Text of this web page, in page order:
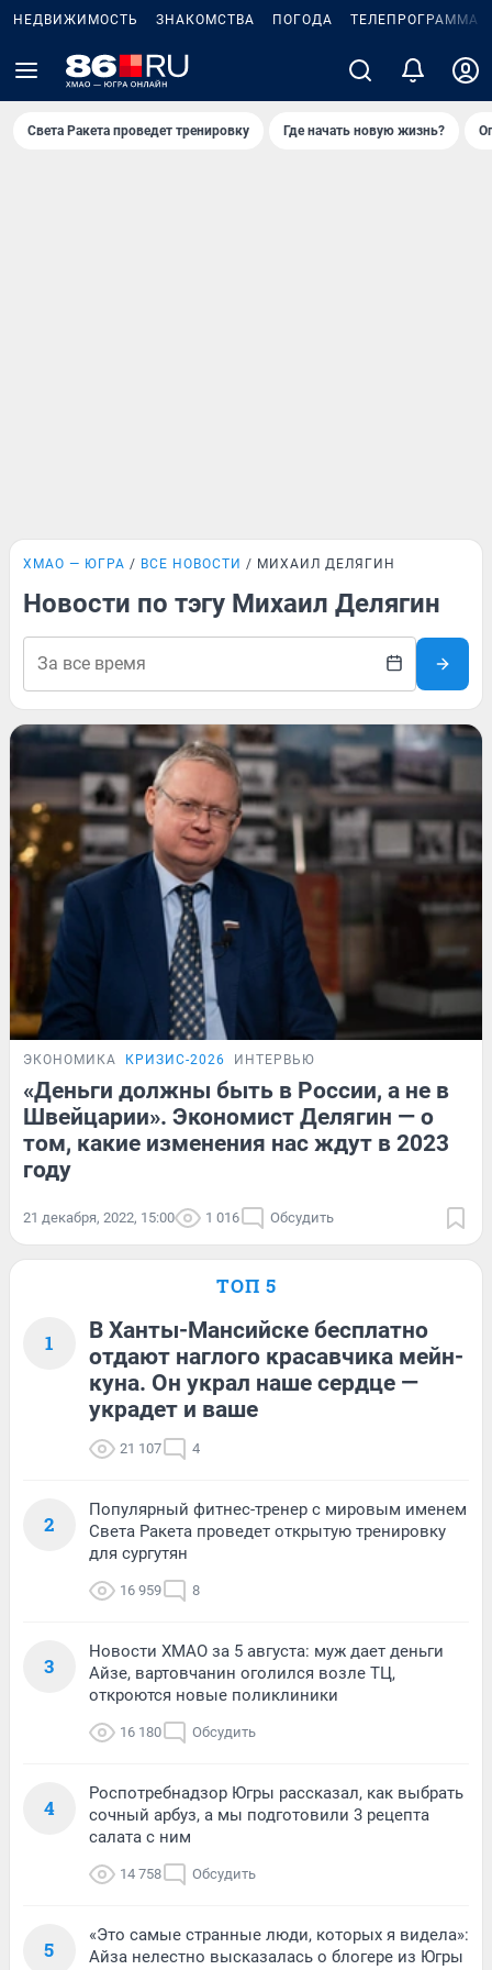
НЕДВИЖИМОСТЬ ЗНАКОМСТВА ПОГОДА ТЕЛЕПРОГРАММА
Света Ракета проведет тренировку Где начать новую жизнь?
ХМАО — ЮГРА ВСЕ НОВОСТИ МИХАИЛ ДЕЛЯГИН
Новости по тэгу Михаил Делягин
ЭКОНОМИКА КРИЗИС-2026 ИНТЕРВЬЮ
«Деньги должны быть в России, а не в
Швейцарии». Экономист Делягин — о
том, какие изменения нас ждут в 2023
году
21 декабря, 2022, 15:00 1 016 Обсудить
ТОП 5
1
В Ханты-Мансийске бесплатно
отдают наглого красавчика мейн-
куна. Он украл наше сердце —
украдет и ваше
21 107 4
2
Популярный фитнес-тренер с мировым именем
Света Ракета проведет открытую тренировку
для сургутян
16 959 8
3
Новости ХМАО за 5 августа: муж дает деньги
Айзе, вартовчанин оголился возле ТЦ,
откроются новые поликлиники
16 180 Обсудить
4
Роспотребнадзор Югры рассказал, как выбрать
сочный арбуз, а мы подготовили 3 рецепта
салата с ним
14 758 Обсудить
5
«Это самые странные люди, которых я видела»:
Айза нелестно высказалась о блогере из Югры